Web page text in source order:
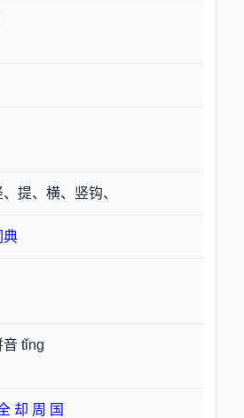
提、横、竖钩、
典
tǐng
却 周 国